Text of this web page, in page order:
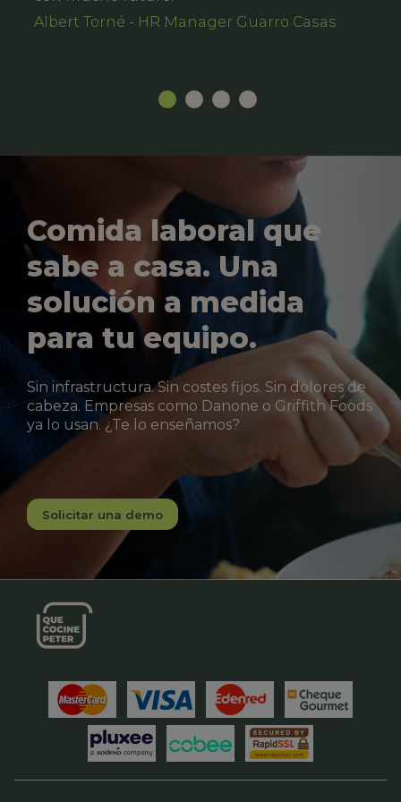
Albert Torné - HR Manager Guarro Casas
Comida laboral que
sabe a casa. Una
solución a medida
para tu equipo.
Sin infrastructura. Sin costes fijos. Sin dolores de
cabeza. Empresas como Danone o Griffith Foods
ya lo usan. ¿Te lo enseñamos?
Solicitar una demo